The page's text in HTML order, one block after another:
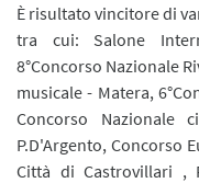
È risultato vincitore di
tra cui: Salone
8°Concorso Nazionale
musicale - Matera,
Concorso Nazionale
P.D'Argento, Concorso
Città di Castrovillari ,